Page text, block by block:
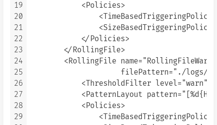
19
20
21
22
23
24
25
26
27
28
29
            <Policies>
<SizeBasedTriggeringPolicy
            </Policies>
        </RollingFile>
<RollingFile
filePattern="./logs/
<ThresholdFilter level="warn"
<PatternLayout
            <Policies>